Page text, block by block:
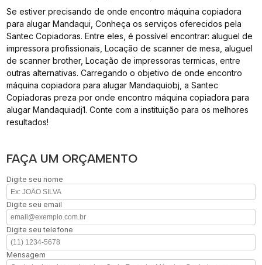
Se estiver precisando de onde encontro máquina copiadora
para alugar Mandaqui, Conheça os serviços oferecidos pela
Santec Copiadoras. Entre eles, é possível encontrar: aluguel de
impressora profissionais, Locação de scanner de mesa, aluguel
de scanner brother, Locação de impressoras termicas, entre
outras alternativas. Carregando o objetivo de onde encontro
máquina copiadora para alugar Mandaquiobj, a Santec
Copiadoras preza por onde encontro máquina copiadora para
alugar Mandaquiadj1. Conte com a instituição para os melhores
resultados!
FAÇA UM ORÇAMENTO
Digite seu nome
Digite seu email
Digite seu telefone
Mensagem